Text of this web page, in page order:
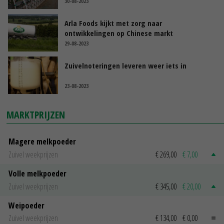
Arla Foods kijkt met zorg naar
ontwikkelingen op Chinese markt
29-08-2023
Zuivelnoteringen leveren weer iets in
23-08-2023
MARKTPRIJZEN
Magere melkpoeder
Zuivel weekprijzen
€ 269,00 € 7,00
Volle melkpoeder
Zuivel weekprijzen
€ 345,00 € 20,00
Weipoeder
Zuivel weekprijzen
€ 134,00 € 0,00